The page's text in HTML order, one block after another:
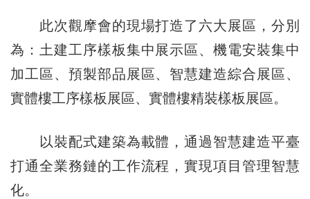
此次觀摩會的現場打造了六大展區，分別
為：土建工序樣板集中展示區、機電安裝集中
加工區、預製部品展區、智慧建造綜合展區、
實體樓工序樣板展區、實體樓精裝樣板展區。
以裝配式建築為載體，通過智慧建造平臺
打通全業務鏈的工作流程，實現項目管理智慧
化。